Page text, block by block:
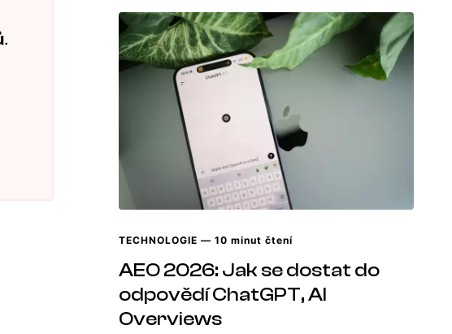
.
TECHNOLOGIE — 10 minut čtení
AEO 2026: Jak se dostat do
odpovědí ChatGPT, AI
Overviews